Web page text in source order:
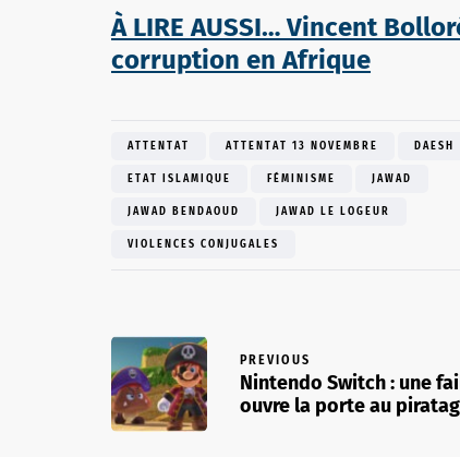
À LIRE AUSSI… Vincent
corruption en Afrique
ATTENTAT ATTENTAT 13 NOVEMBRE DAESH
ETAT ISLAMIQUE FÉMINISME JAWAD
JAWAD BENDAOUD JAWAD LE LOGEUR
VIOLENCES CONJUGALES
PREVIOUS
Nintendo Switch : une
ouvre la porte au